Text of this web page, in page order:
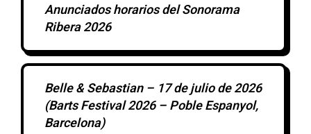
Anunciados horarios del Sonorama
Ribera 2026
Belle & Sebastian – 17 de julio de 2026
(Barts Festival 2026 – Poble Espanyol,
Barcelona)